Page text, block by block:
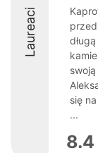
Laureaci
się
...
8.4